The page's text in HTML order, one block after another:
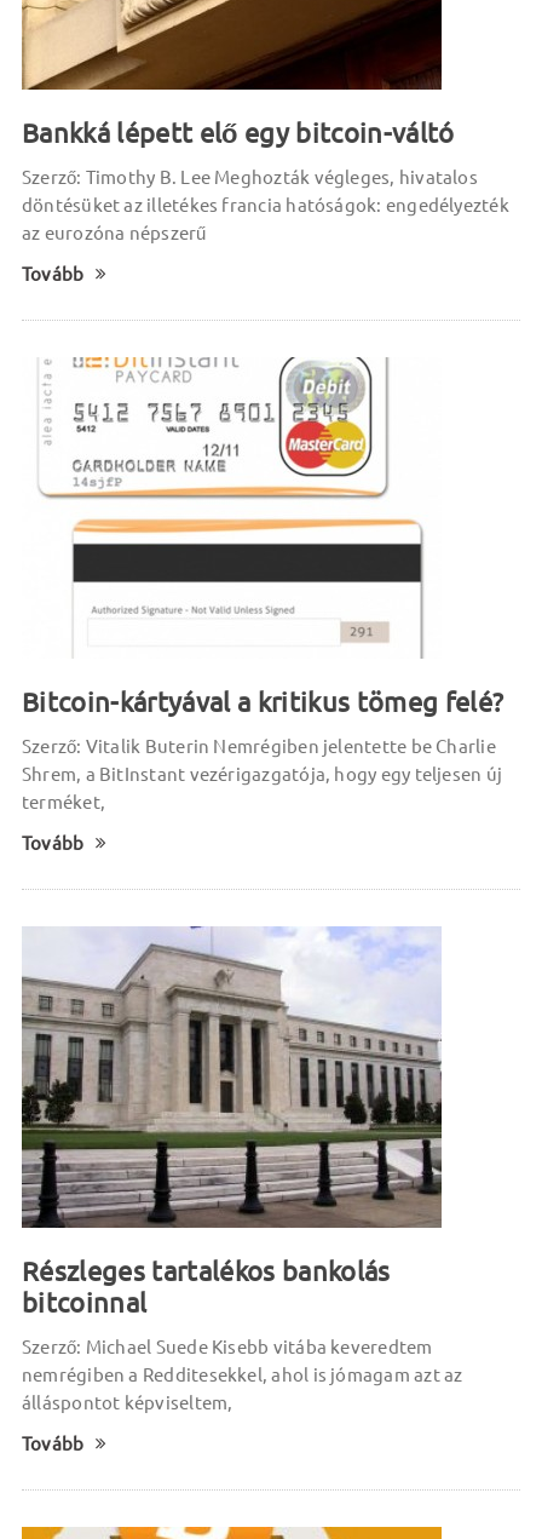
Bankká lépett elő egy bitcoin-váltó
Szerző: Timothy B. Lee Meghozták végleges, hivatalos
döntésüket az illetékes francia hatóságok: engedélyezték
az eurozóna népszerű
Tovább
Bitcoin-kártyával a kritikus tömeg felé?
Szerző: Vitalik Buterin Nemrégiben jelentette be Charlie
Shrem, a BitInstant vezérigazgatója, hogy egy teljesen új
terméket,
Tovább
Részleges tartalékos bankolás
bitcoinnal
Szerző: Michael Suede Kisebb vitába keveredtem
nemrégiben a Redditesekkel, ahol is jómagam azt az
álláspontot képviseltem,
Tovább